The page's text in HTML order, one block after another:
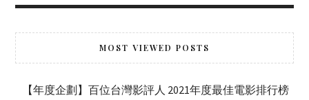
MOST VIEWED POSTS
【年度企劃】百位台灣影評人 2021年度最佳電影排行榜